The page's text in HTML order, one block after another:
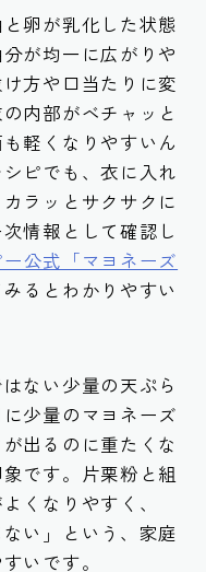
卵が乳化した状態
が均一に広がりや
方や口当たりに変
内部がベチャッと
軽くなりやすいん
ピでも、衣に入れ
ラッとサクサクに
情報として確認し
ー公式「マヨネーズ
るとわかりやすい
ない少量の天ぷら
少量のマヨネーズ
出るのに重たくな
です。片栗粉と組
くなりやすく、
い」という、家庭
いです。